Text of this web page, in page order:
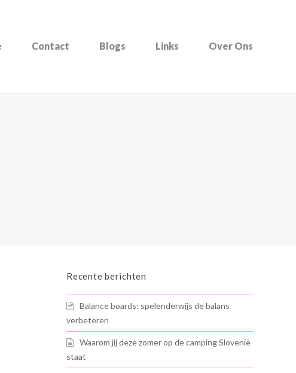
Contact Blogs Links Over Ons
Recente berichten
Balance boards: spelenderwijs de balans
verbeteren
Waarom jij deze zomer op de camping Slovenië
staat